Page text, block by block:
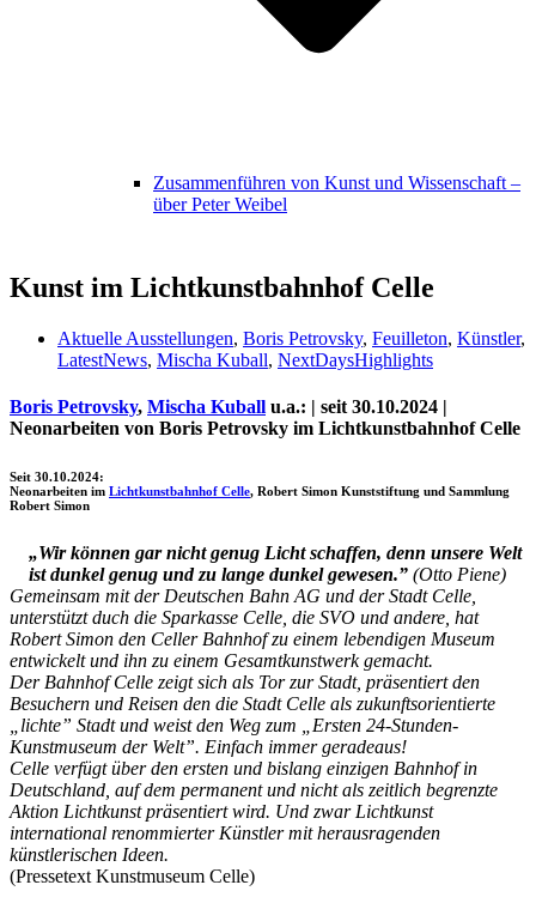
Zusammenführen von Kunst und Wissenschaft –
über Peter Weibel
Uli Rothfuss
Harald Schwiers
Kunst im Lichtkunstbahnhof Celle
Aktuelle Ausstellungen, Boris Petrovsky, Feuilleton, Künstler,
LatestNews, Mischa Kuball, NextDaysHighlights
Boris Petrovsky, Mischa Kuball u.a.: | seit 30.10.2024 |
Neonarbeiten von Boris Petrovsky im Lichtkunstbahnhof Celle
Seit 30.10.2024:
Neonarbeiten im Lichtkunstbahnhof Celle, Robert Simon Kunststiftung und Sammlung
Robert Simon
„Wir können gar nicht genug Licht schaffen, denn unsere Welt
ist dunkel genug und zu lange dunkel gewesen.” (Otto Piene)
Gemeinsam mit der Deutschen Bahn AG und der Stadt Celle,
unterstützt duch die Sparkasse Celle, die SVO und andere, hat
Robert Simon den Celler Bahnhof zu einem lebendigen Museum
entwickelt und ihn zu einem Gesamtkunstwerk gemacht.
Der Bahnhof Celle zeigt sich als Tor zur Stadt, präsentiert den
Besuchern und Reisen den die Stadt Celle als zukunftsorientierte
„lichte” Stadt und weist den Weg zum „Ersten 24-Stunden-
Kunstmuseum der Welt”. Einfach immer geradeaus!
Celle verfügt über den ersten und bislang einzigen Bahnhof in
Deutschland, auf dem permanent und nicht als zeitlich begrenzte
Aktion Lichtkunst präsentiert wird. Und zwar Lichtkunst
international renommierter Künstler mit herausragenden
künstlerischen Ideen.
(Pressetext Kunstmuseum Celle)